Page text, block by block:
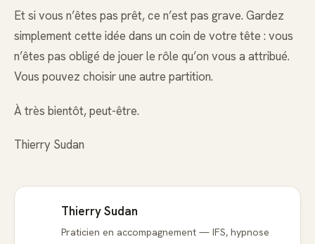
Et si vous n’êtes pas prêt, ce n’est pas grave. Gardez
simplement cette idée dans un coin de votre tête : vous
n’êtes pas obligé de jouer le rôle qu’on vous a attribué.
Vous pouvez choisir une autre partition.
À très bientôt, peut-être.
Thierry Sudan
Thierry Sudan
Praticien en accompagnement — IFS, hypnose